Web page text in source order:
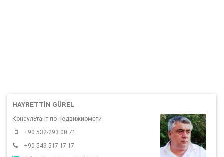
HAYRETTIN GÜREL
Консультант по недвижиомсти
+90 532-293 00 71
+90 549-517 17 17